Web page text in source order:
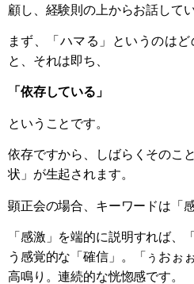
顧し、経験則の上からお話して
まず、「ハマる」というのは
と、それは即ち、
「依存している」
ということです。
依存ですから、しばらくそのこ
状」が生起されます。
顕正会の場合、キーワードは「感
「感激」を端的に説明すれば、
う感覚的な「確信」。「ぅおぉ
高鳴り。連続的な恍惚感です。